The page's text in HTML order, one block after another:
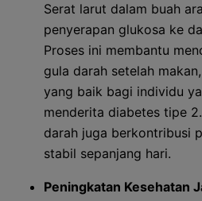
Serat larut dalam buah
penyerapan glukosa ke
Proses ini membantu
gula darah setelah
yang baik bagi individu
menderita diabetes tipe
darah juga berkontribusi
stabil sepanjang hari.
Peningkatan Kesehatan